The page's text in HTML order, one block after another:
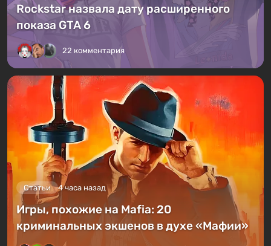
Rockstar назвала дату расширенного
показа GTA 6
22 комментария
Статьи 4 часа назад
Игры, похожие на Mafia: 20
криминальных экшенов в духе «Мафии»